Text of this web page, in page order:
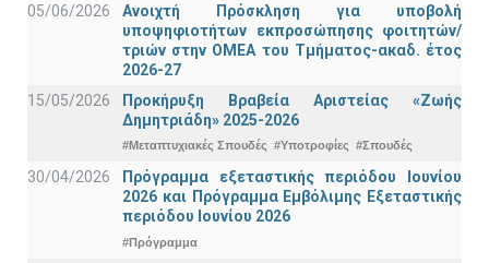
05/06/2026
Ανοιχτή Πρόσκληση για υποβολή
υποψηφιοτήτων εκπροσώπησης φοιτητών/
τριών στην ΟΜΕΑ του Τμήματος-ακαδ. έτος
2026-27
15/05/2026
Προκήρυξη Βραβεία Αριστείας «Ζωής
Δημητριάδη» 2025-2026
#Μεταπτυχιακές Σπουδές #Υποτροφίες #Σπουδές
30/04/2026
Πρόγραμμα εξεταστικής περιόδου Ιουνίου
2026 και Πρόγραμμα Εμβόλιμης Εξεταστικής
περιόδου Ιουνίου 2026
#Πρόγραμμα